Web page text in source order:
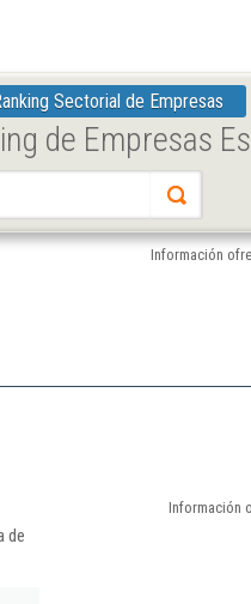
Sectorial de Empresas
de Empresas
Información
Información
de